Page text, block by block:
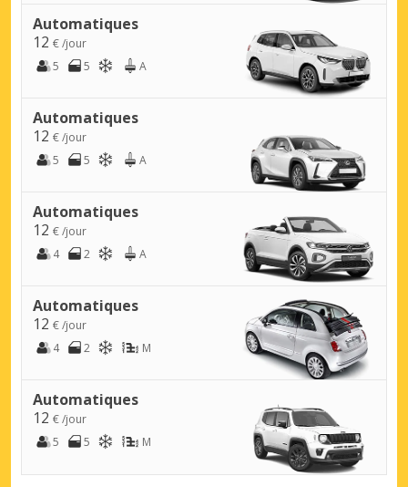
Automatiques
12 € /jour
5
5 A
Automatiques
12 € /jour
5
5 A
Automatiques
12 € /jour
4
2 A
Automatiques
12 € /jour
4
2 M
Automatiques
12 € /jour
5
5 M